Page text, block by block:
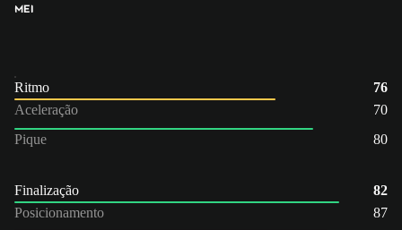
MEI
Ritmo
76
Aceleração
70
Pique
80
Finalização
82
Posicionamento
87